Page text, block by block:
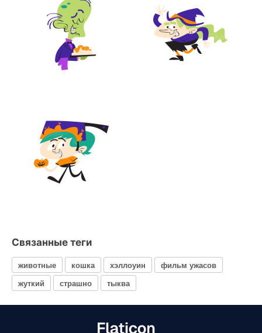
Связанные теги
животные кошка хэллоуин
фильм ужасов
жуткий
страшно тыква